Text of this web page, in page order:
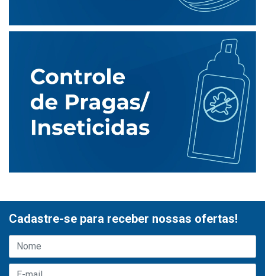
Cadastre-se para receber nossas ofertas!